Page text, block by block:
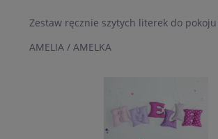
Zestaw ręcznie szytych literek do
AMELIA / AMELKA